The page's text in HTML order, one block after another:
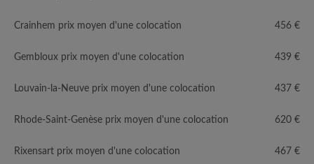
Crainhem prix moyen d'une colocation 456 €
Gembloux prix moyen d'une colocation 439 €
Louvain-la-Neuve prix moyen d'une colocation 437 €
Rhode-Saint-Genèse prix moyen d'une colocation 620 €
Rixensart prix moyen d'une colocation 467 €